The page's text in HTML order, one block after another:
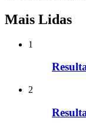
Mais Lidas
1
2